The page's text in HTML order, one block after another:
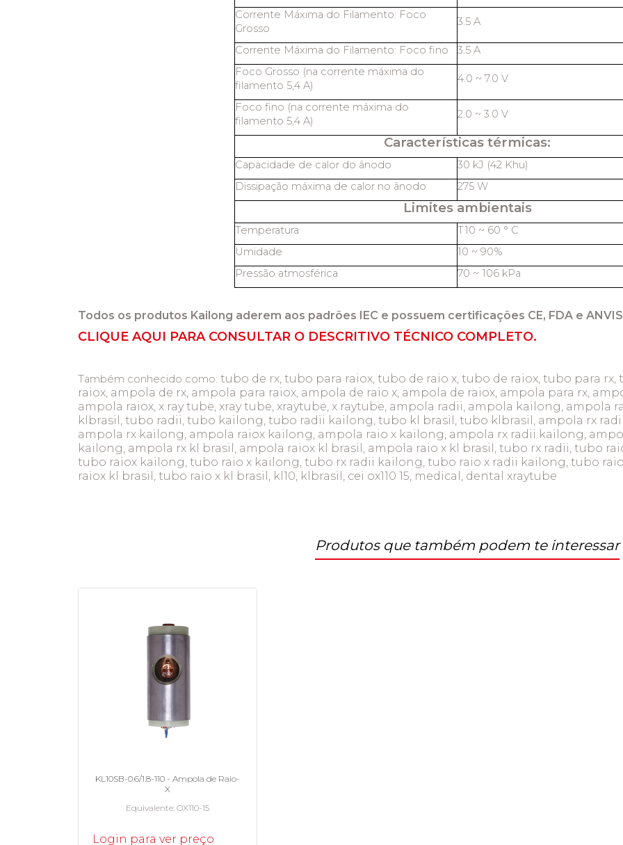
Corrente Máxima do Filamento: Foco
Grosso
3.5 A
Corrente Máxima do Filamento: Foco fino
3.5 A
Foco Grosso (na corrente máxima do
filamento 5,4 A)
4.0 ~ 7.0 V
Foco fino (na corrente máxima do
filamento 5,4 A)
2.0 ~ 3.0 V
Características térmicas:
Capacidade de calor do ânodo
30 kJ (42 Khu)
Dissipação máxima de calor no ânodo
275 W
Limites ambientais
Temperatura
T10 ~ 60 ° C
Umidade
10 ~ 90%
Pressão atmosférica
70 ~ 106 kPa
Todos os produtos Kailong aderem aos padrões IEC e possuem certificações CE, FDA e
CLIQUE AQUI PARA CONSULTAR O DESCRITIVO TÉCNICO COMPLETO.
Também conhecido como: tubo de rx, tubo para raiox, tubo de raio x, tubo de raiox, tubo para
raiox, ampola de rx, ampola para raiox, ampola de raio x, ampola de raiox, ampola para rx,
ampola raiox, x ray tube, xray tube, xraytube, x raytube, ampola radii, ampola kailong, ampola
klbrasil, tubo radii, tubo kailong, tubo radii kailong, tubo kl brasil, tubo klbrasil, ampola rx
ampola rx kailong, ampola raiox kailong, ampola raio x kailong, ampola rx radii kailong,
kailong, ampola rx kl brasil, ampola raiox kl brasil, ampola raio x kl brasil, tubo rx radii, tubo
tubo raiox kailong, tubo raio x kailong, tubo rx radii kailong, tubo raio x radii kailong, tubo
raiox kl brasil, tubo raio x kl brasil, kl10, klbrasil, cei ox110 15, medical, dental xraytube
Produtos que também podem te interessar
KL10SB-0.6/1.8-110 - Ampola de Raio-
X
Equivalente OX110-15
Login para ver preço